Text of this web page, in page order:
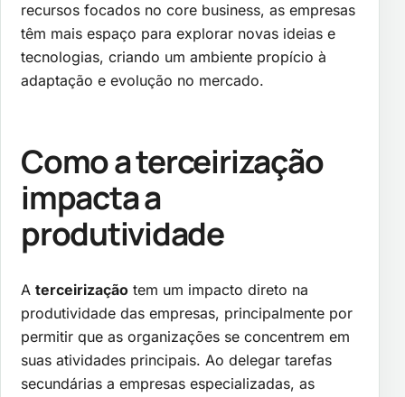
recursos focados no core business, as empresas
têm mais espaço para explorar novas ideias e
tecnologias, criando um ambiente propício à
adaptação e evolução no mercado.
Como a terceirização
impacta a
produtividade
A terceirização tem um impacto direto na
produtividade das empresas, principalmente por
permitir que as organizações se concentrem em
suas atividades principais. Ao delegar tarefas
secundárias a empresas especializadas, as